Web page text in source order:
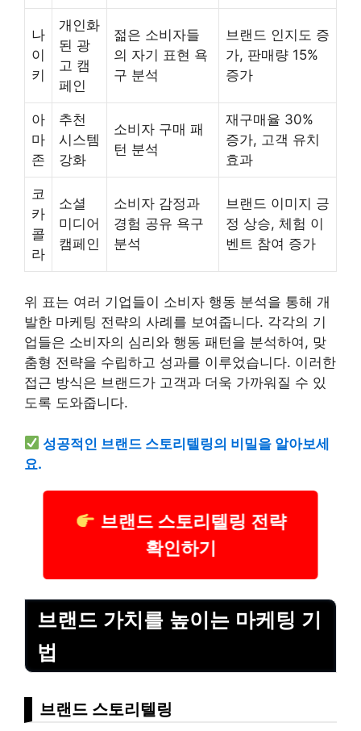
나
이
키
개인화
된 광
고 캠
페인
젊은 소비자들
의 자기 표현 욕
구 분석
브랜드 인지도 증
가, 판매량 15%
증가
아
마
존
추천
시스템
강화
소비자 구매 패
턴 분석
재구매율 30%
증가, 고객 유치
효과
코
카
콜
라
소셜
미디어
캠페인
소비자 감정과
경험 공유 욕구
분석
브랜드 이미지 긍
정 상승, 체험 이
벤트 참여 증가
위 표는 여러 기업들이 소비자 행동 분석을 통해 개
발한 마케팅 전략의 사례를 보여줍니다. 각각의 기
업들은 소비자의 심리와 행동 패턴을 분석하여, 맞
춤형 전략을 수립하고 성과를 이루었습니다. 이러한
접근 방식은 브랜드가 고객과 더욱 가까워질 수 있
도록 도와줍니다.
성공적인 브랜드 스토리텔링의 비밀을 알아보세
요.
브랜드 스토리텔링 전략
확인하기
브랜드 가치를 높이는 마케팅 기
법
브랜드 스토리텔링